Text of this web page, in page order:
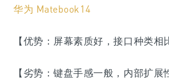
华为 Matebook14
【优势：屏幕素质好，接口种类相
【劣势：键盘手感一般，内部扩展